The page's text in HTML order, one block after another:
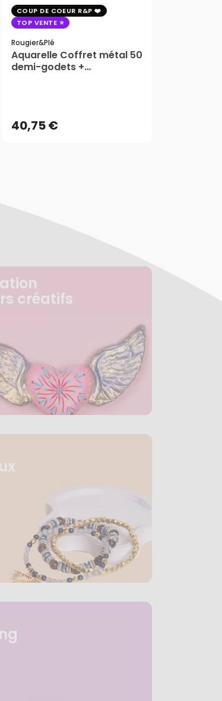
COUP DE COEUR R&P
TOP VENTE
Rougier&plé
Aquarelle Coffret métal 50
demi-godets +
40,75 €AJOUTER AU PANIER
créatifs